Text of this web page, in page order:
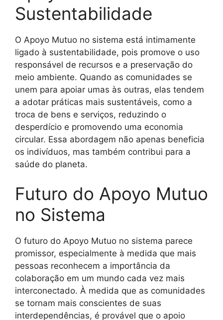
Sustentabilidade
O Apoyo Mutuo no sistema está intimamente
ligado à sustentabilidade, pois promove o uso
responsável de recursos e a preservação do
meio ambiente. Quando as comunidades se
unem para apoiar umas às outras, elas tendem
a adotar práticas mais sustentáveis, como a
troca de bens e serviços, reduzindo o
desperdício e promovendo uma economia
circular. Essa abordagem não apenas beneficia
os indivíduos, mas também contribui para a
saúde do planeta.
Futuro do Apoyo Mutuo
no Sistema
O futuro do Apoyo Mutuo no sistema parece
promissor, especialmente à medida que mais
pessoas reconhecem a importância da
colaboração em um mundo cada vez mais
interconectado. À medida que as comunidades
se tornam mais conscientes de suas
interdependências, é provável que o apoio